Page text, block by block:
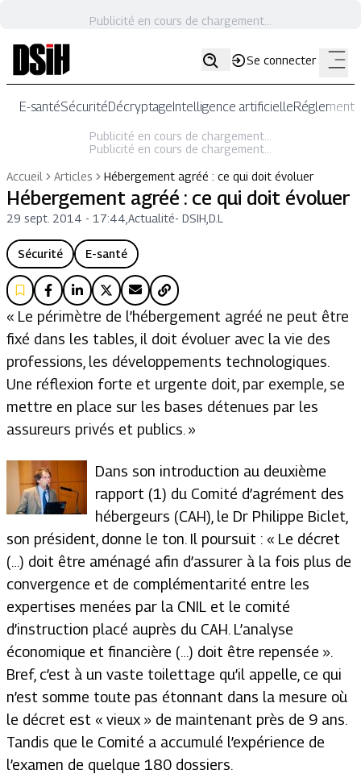
Publicité en cours de chargement...
Se connecter
E-santéSécuritéDécryptageIntelligence artificielle
Publicité en cours de chargement...
Publicité en cours de chargement...
Accueil
Articles Hébergement agréé : ce qui doit évoluer
Hébergement agréé : ce qui doit évoluer
29 sept. 2014 - 17:44 Actualité- DSIH,D.L
Sécurité E-santé
« Le périmètre de l’hébergement agréé ne peut être
fixé dans les tables, il doit évoluer avec la vie des
professions, les développements technologiques.
Une réflexion forte et urgente doit, par exemple, se
mettre en place sur les bases détenues par les
assureurs privés et publics. »
Dans son introduction au deuxième
rapport (1) du Comité d’agrément des
hébergeurs (CAH), le Dr Philippe Biclet,
son président, donne le ton. Il poursuit : « Le décret
(…) doit être aménagé afin d’assurer à la fois plus de
convergence et de complémentarité entre les
expertises menées par la CNIL et le comité
d’instruction placé auprès du CAH. L’analyse
économique et financière (…) doit être repensée ».
Bref, c’est à un vaste toilettage qu’il appelle, ce qui
n’est somme toute pas étonnant dans la mesure où
le décret est « vieux » de maintenant près de 9 ans.
Tandis que le Comité a accumulé l’expérience de
l’examen de quelque 180 dossiers.